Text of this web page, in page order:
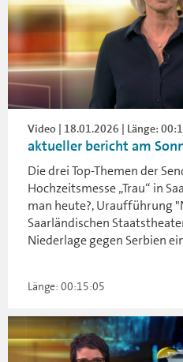
Video | 18.01.2026 | Länge:
aktueller bericht am
Die drei Top-Themen der
Hochzeitsmesse „Trau“ in
man heute?, Uraufführung
Saarländischen
Niederlage gegen Serbien
Länge: 00:15:05